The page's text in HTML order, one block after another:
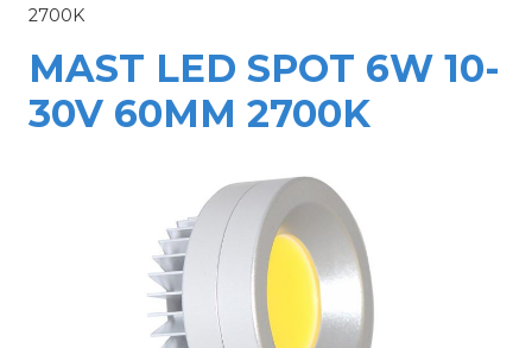
2700K
MAST LED SPOT 6W 10-
30V 60MM 2700K